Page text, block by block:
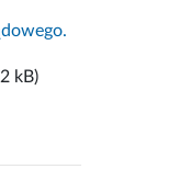
kB)